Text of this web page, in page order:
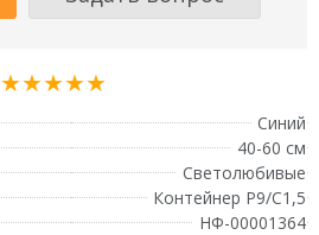
★★★★★
Синий
40-60 см
Светолюбивые
Контейнер Р9/С1,5
НФ-00001364